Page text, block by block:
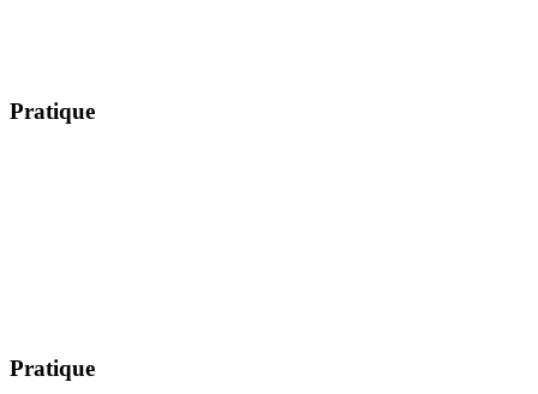
Pratique
Pratique